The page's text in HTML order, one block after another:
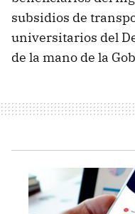
subsidios de
universitarios del
de la mano de la